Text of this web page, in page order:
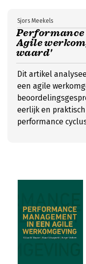
Performance
Agile
waard'
Sjors Meekels
Dit artikel
een agile
eerlijk en
performance